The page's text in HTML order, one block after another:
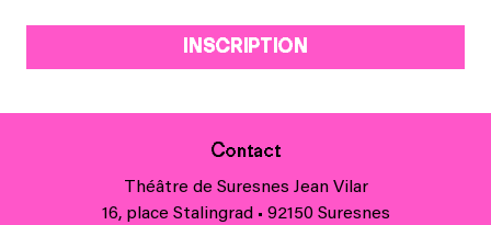
INSCRIPTION
Contact
Théâtre de Suresnes Jean Vilar
16, place Stalingrad • 92150 Suresnes